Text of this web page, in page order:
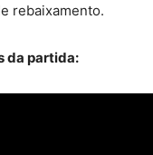
rebaixamento.
da partida: